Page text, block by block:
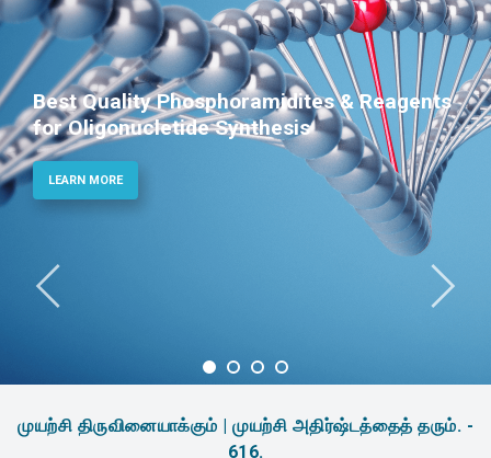
Best Quality Phosphoramidites & Reagents
for Oligonucletide Synthesis
LEARN MORE
முயற்சி திருவினையாக்கும் | முயற்சி அதிர்ஷ்டத்தைத் தரும். -
616.